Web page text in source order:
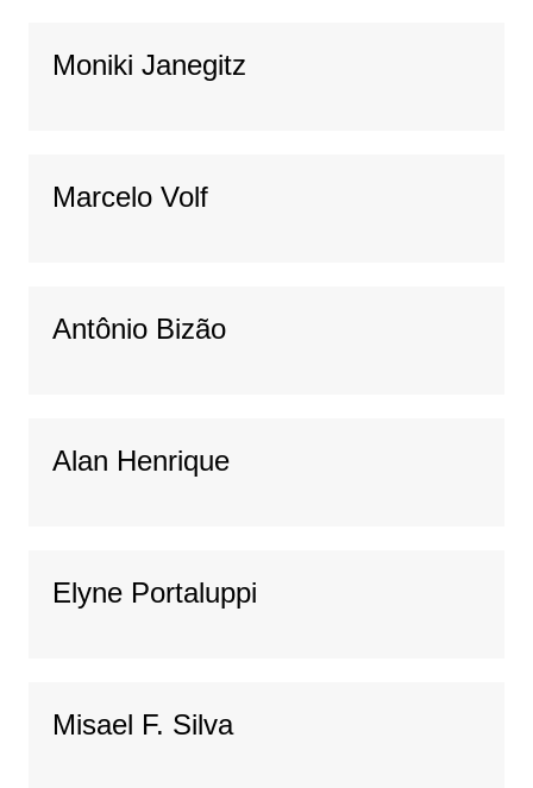
Moniki Janegitz
Marcelo Volf
Antônio Bizão
Alan Henrique
Elyne Portaluppi
Misael F. Silva